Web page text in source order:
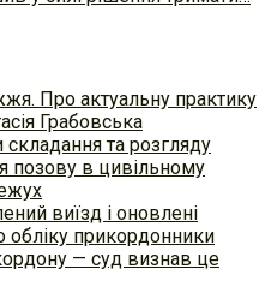
Про актуальну практику
Грабовська
та розгляду
позову в цивільному
виїзд і оновлені
обліку прикордонники
— суд визнав це